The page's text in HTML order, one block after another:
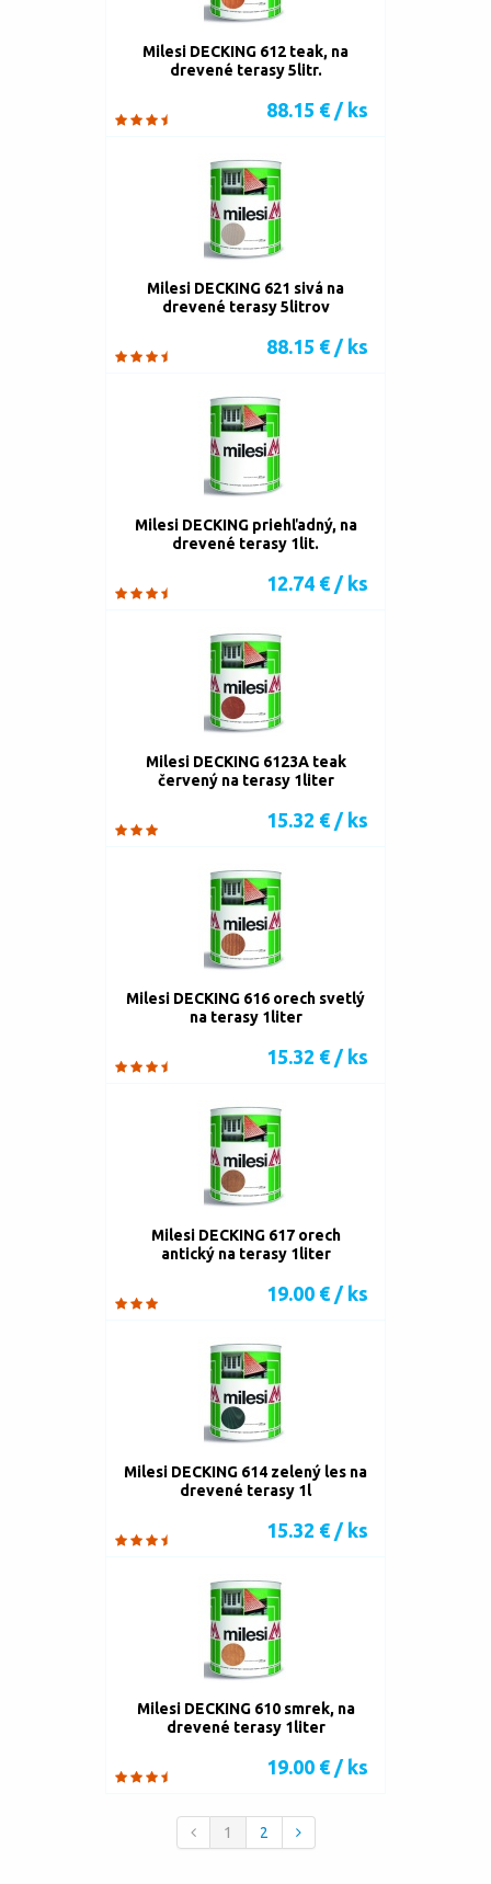
Milesi DECKING 612 teak, na
drevené terasy 5litr.
88.15 € / ks
Milesi DECKING 621 sivá na
drevené terasy 5litrov
88.15 € / ks
Milesi DECKING priehľadný, na
drevené terasy 1lit.
12.74 € / ks
Milesi DECKING 6123A teak
červený na terasy 1liter
15.32 € / ks
Milesi DECKING 616 orech svetlý
na terasy 1liter
15.32 € / ks
Milesi DECKING 617 orech
antický na terasy 1liter
19.00 € / ks
Milesi DECKING 614 zelený les na
drevené terasy 1l
15.32 € / ks
Milesi DECKING 610 smrek, na
drevené terasy 1liter
19.00 € / ks
1 2